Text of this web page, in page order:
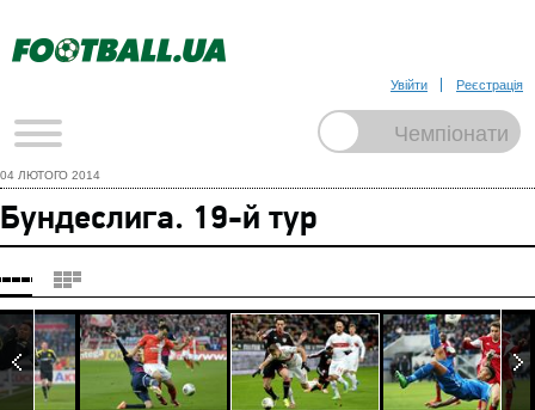
Увійти Реєстрація
04 ЛЮТОГО 2014
Бундеслига. 19-й тур